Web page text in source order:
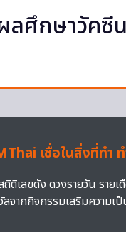
ลศึกษาวัคซี
เชื่อในสิ่งที่ทำ
ติเลขดัง ดวงรายวัน ราย
จากกิจกรรมเสริมความเ